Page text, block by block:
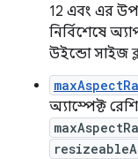
12 এবং এর
নির্বিশেষে
উইন্ডো সাইজ
অ্যাস্পেক্ট